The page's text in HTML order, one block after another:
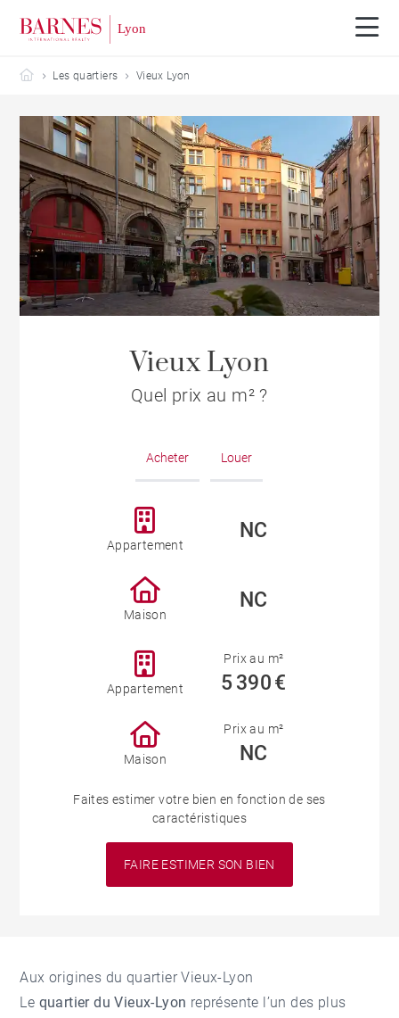
Barnes Lyon
Les quartiers Vieux Lyon
Vieux Lyon
Quel prix au m² ?
Acheter Louer
Appartement
NC
Maison
NC
Appartement
Prix au m²
5 390 €
Maison
Prix au m²
NC
Faites estimer votre bien en fonction de ses
caractéristiques
FAIRE ESTIMER SON BIEN
Aux origines du quartier Vieux-Lyon
Le quartier du Vieux-Lyon représente l’un des plus